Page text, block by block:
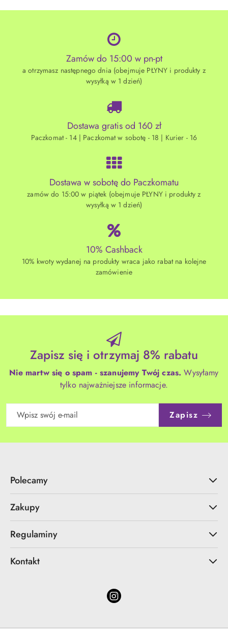
Zamów do 15:00 w pn-pt
a otrzymasz następnego dnia (obejmuje PŁYNY i produkty z
wysyłką w 1 dzień)
Dostawa gratis od 160 zł
Paczkomat - 14 | Paczkomat w sobotę - 18 | Kurier - 16
Dostawa w sobotę do Paczkomatu
zamów do 15:00 w piątek (obejmuje PŁYNY i produkty z
wysyłką w 1 dzień)
10% Cashback
10% kwoty wydanej na produkty wraca jako rabat na kolejne
zamówienie
Zapisz się i otrzymaj 8% rabatu
Nie martw się o spam - szanujemy Twój czas. Wysyłamy
tylko najważniejsze informacje.
Zapisz
Polecamy
Zakupy
Regulaminy
Kontakt